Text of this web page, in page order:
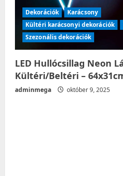
Dekorációk
Karácsony
Kültéri karácsonyi dekorációk
Szezonális dekorációk
LED Hullócsillag Neon
Kültéri/Beltéri –
adminmega október 9, 2025